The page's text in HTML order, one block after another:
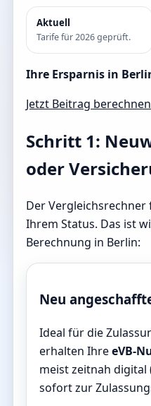
Aktuell
Tarife für 2026 geprüft.
Ihre Ersparnis in
Jetzt Beitrag berechnen
Schritt 1:
oder
Der Vergleichsrechner
Ihrem Status. Das ist
Berechnung in Berlin:
Neu
Ideal für die
erhalten IhreeVB-
meist zeitnah digital
sofort zur